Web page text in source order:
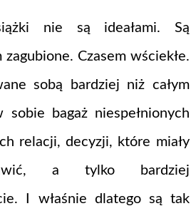
nie są ideałami. Są
zagubione. Czasem wściekłe.
sobą bardziej niż całym
bagaż niespełnionych
relacji, decyzji, które miały
a tylko bardziej
I właśnie dlatego są tak